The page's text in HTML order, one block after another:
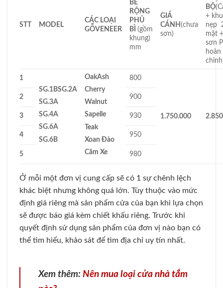
STT MODEL
CÁC LOẠI
GỖVENEER
BỀ
RỘNG
PHỦ
BÌ(gồm
khung)
mm
GIÁ
CÁNH(chưa
sơn)
BỘ
+
nẹp
mặt
sơn
hoàn
1
SG.1BSG.2A
SG.3A
SG.4A
SG.6A
SG.6B
OakAsh
Cherry
Walnut
Sapelle
Teak
Xoan Đào
Căm Xe
800
1.750.000
2 900
3 930
4 950
5 980
Ở mỗi một đơn vị cung cấp sẽ có 1 sự chênh lệch
khác biệt nhưng không quá lớn. Tùy thuộc vào mức
định giá riêng mà sản phẩm cửa của bạn khi lựa chọn
sẽ được báo giá kèm chiết khấu riêng. Trước khi
quyết định sử dụng sản phẩm của đơn vị nào bạn có
thể tìm hiểu, khảo sát để tìm địa chỉ uy tín nhất.
Xem thêm: Nên mua loại cửa nhà tắm